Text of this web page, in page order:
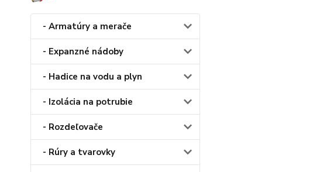
- Armatúry a merače
- Expanzné nádoby
- Hadice na vodu a plyn
- Izolácia na potrubie
- Rozdeľovače
- Rúry a tvarovky